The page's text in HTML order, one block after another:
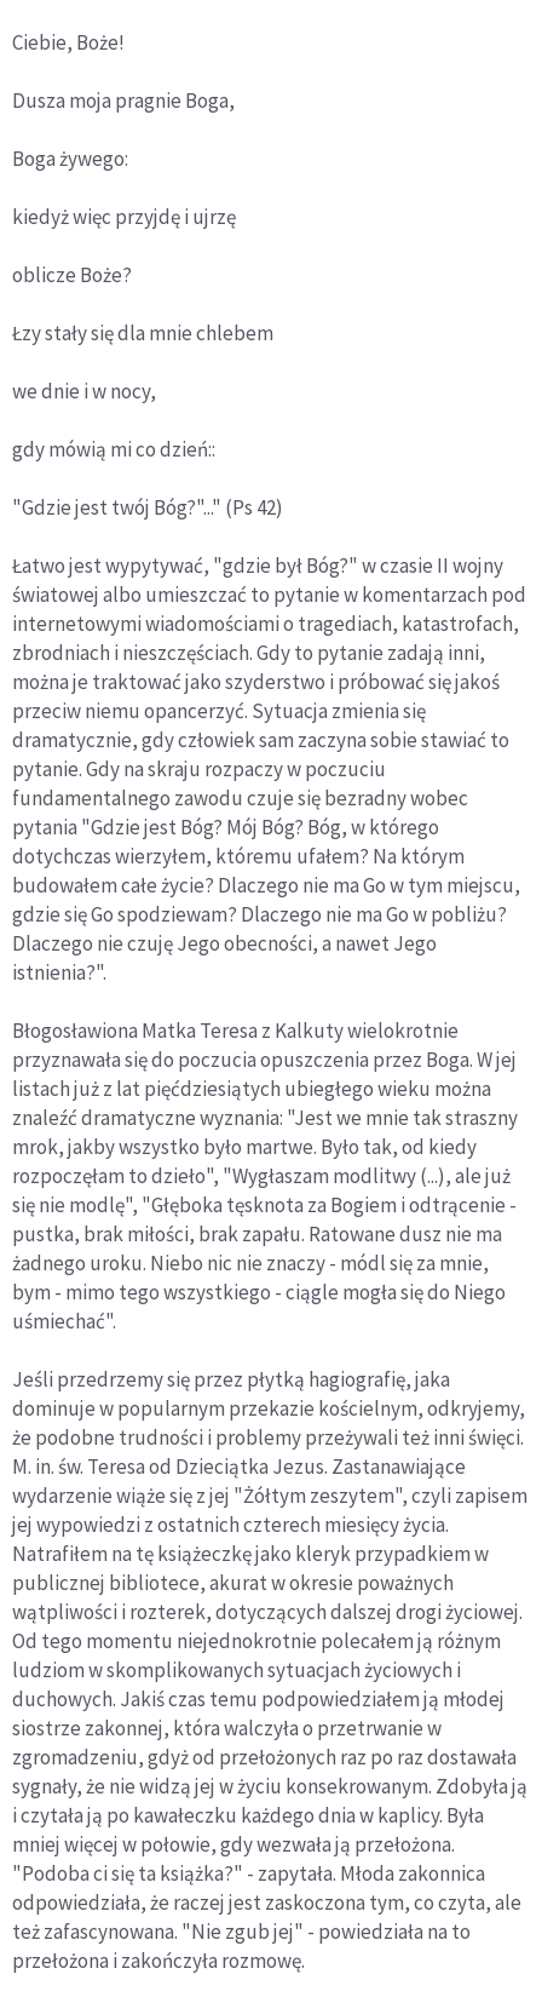
Ciebie, Boże!
Dusza moja pragnie Boga,
Boga żywego:
kiedyż więc przyjdę i ujrzę
oblicze Boże?
Łzy stały się dla mnie chlebem
we dnie i w nocy,
gdy mówią mi co dzień::
"Gdzie jest twój Bóg?"..." (Ps 42)
Łatwo jest wypytywać, "gdzie był Bóg?" w czasie II wojny
światowej albo umieszczać to pytanie w komentarzach pod
internetowymi wiadomościami o tragediach, katastrofach,
zbrodniach i nieszczęściach. Gdy to pytanie zadają inni,
można je traktować jako szyderstwo i próbować się jakoś
przeciw niemu opancerzyć. Sytuacja zmienia się
dramatycznie, gdy człowiek sam zaczyna sobie stawiać to
pytanie. Gdy na skraju rozpaczy w poczuciu
fundamentalnego zawodu czuje się bezradny wobec
pytania "Gdzie jest Bóg? Mój Bóg? Bóg, w którego
dotychczas wierzyłem, któremu ufałem? Na którym
budowałem całe życie? Dlaczego nie ma Go w tym miejscu,
gdzie się Go spodziewam? Dlaczego nie ma Go w pobliżu?
Dlaczego nie czuję Jego obecności, a nawet Jego
istnienia?".
Błogosławiona Matka Teresa z Kalkuty wielokrotnie
przyznawała się do poczucia opuszczenia przez Boga. W jej
listach już z lat pięćdziesiątych ubiegłego wieku można
znaleźć dramatyczne wyznania: "Jest we mnie tak straszny
mrok, jakby wszystko było martwe. Było tak, od kiedy
rozpoczęłam to dzieło", "Wygłaszam modlitwy (...), ale już
się nie modlę", "Głęboka tęsknota za Bogiem i odtrącenie -
pustka, brak miłości, brak zapału. Ratowane dusz nie ma
żadnego uroku. Niebo nic nie znaczy - módl się za mnie,
bym - mimo tego wszystkiego - ciągle mogła się do Niego
uśmiechać".
Jeśli przedrzemy się przez płytką hagiografię, jaka
dominuje w popularnym przekazie kościelnym, odkryjemy,
że podobne trudności i problemy przeżywali też inni święci.
M. in. św. Teresa od Dzieciątka Jezus. Zastanawiające
wydarzenie wiąże się z jej "Żółtym zeszytem", czyli zapisem
jej wypowiedzi z ostatnich czterech miesięcy życia.
Natrafiłem na tę książeczkę jako kleryk przypadkiem w
publicznej bibliotece, akurat w okresie poważnych
wątpliwości i rozterek, dotyczących dalszej drogi życiowej.
Od tego momentu niejednokrotnie polecałem ją różnym
ludziom w skomplikowanych sytuacjach życiowych i
duchowych. Jakiś czas temu podpowiedziałem ją młodej
siostrze zakonnej, która walczyła o przetrwanie w
zgromadzeniu, gdyż od przełożonych raz po raz dostawała
sygnały, że nie widzą jej w życiu konsekrowanym. Zdobyła ją
i czytała ją po kawałeczku każdego dnia w kaplicy. Była
mniej więcej w połowie, gdy wezwała ją przełożona.
"Podoba ci się ta książka?" - zapytała. Młoda zakonnica
odpowiedziała, że raczej jest zaskoczona tym, co czyta, ale
też zafascynowana. "Nie zgub jej" - powiedziała na to
przełożona i zakończyła rozmowę.